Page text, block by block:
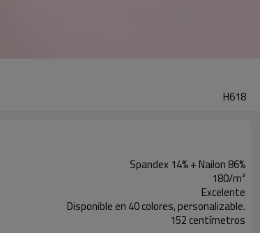
H618
Spandex 14% + Nailon 86%
180/m²
Excelente
Disponible en 40 colores, personalizable.
152 centímetros